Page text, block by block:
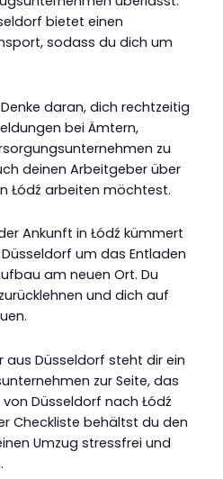
bietet einen
sodass du dich um
Denke daran, dich rechtzeitig
bei Ämtern,
zu
deinen Arbeitgeber über
Łódź arbeiten möchtest.
Ankunft in Łódź kümmert
um das Entladen
am neuen Ort. Du
und dich auf
aus Düsseldorf steht dir ein
zur Seite, das
Düsseldorf nach Łódź
Checkliste behältst du den
Umzug stressfrei und